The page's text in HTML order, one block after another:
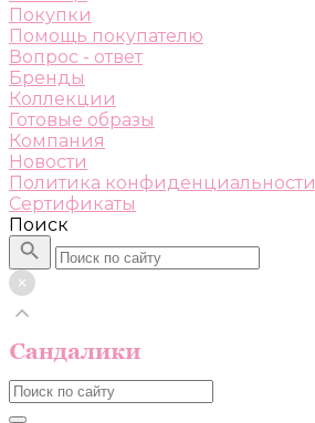
Покупки
Помощь покупателю
Вопрос - ответ
Бренды
Коллекции
Готовые образы
Компания
Новости
Политика конфиденциальности
Сертификаты
Поиск